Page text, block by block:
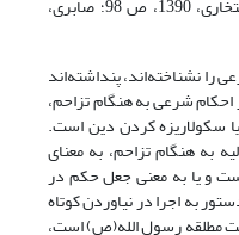
داشت.(بوطی، 1384، صص154-162؛ افتخاری، 1390، ص 98؛ صابری،
را نشناخته‌اند، پنداشته‌اند
شرعی به هنگام تزاحم،
سکولاریزه کردن دین است.
به هنگام تزاحم، به معنای
و یا به معنی جعل حکم در
به اجرا در نیاوردن کوتاه
مطلقه رسول الله(ص) است،